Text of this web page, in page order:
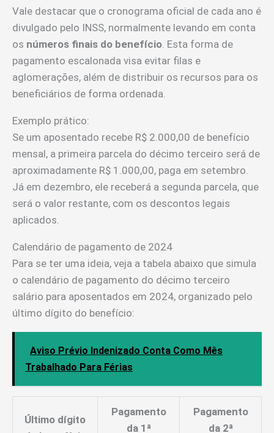
Vale destacar que o cronograma oficial de cada ano é
divulgado pelo INSS, normalmente levando em conta
os números finais do benefício. Esta forma de
pagamento escalonada visa evitar filas e
aglomerações, além de distribuir os recursos para os
beneficiários de forma ordenada.
Exemplo prático:
Se um aposentado recebe R$ 2.000,00 de benefício
mensal, a primeira parcela do décimo terceiro será de
aproximadamente R$ 1.000,00, paga em setembro.
Já em dezembro, ele receberá a segunda parcela, que
será o valor restante, com os descontos legais
aplicados.
Calendário de pagamento de 2024
Para se ter uma ideia, veja a tabela abaixo que simula
o calendário de pagamento do décimo terceiro
salário para aposentados em 2024, organizado pelo
último dígito do benefício:
Aviso Prévio Indenizado Conta Como Mês
Trabalhado Para Férias
Último dígito
Pagamento
da 1ª
Pagamento
da 2ª